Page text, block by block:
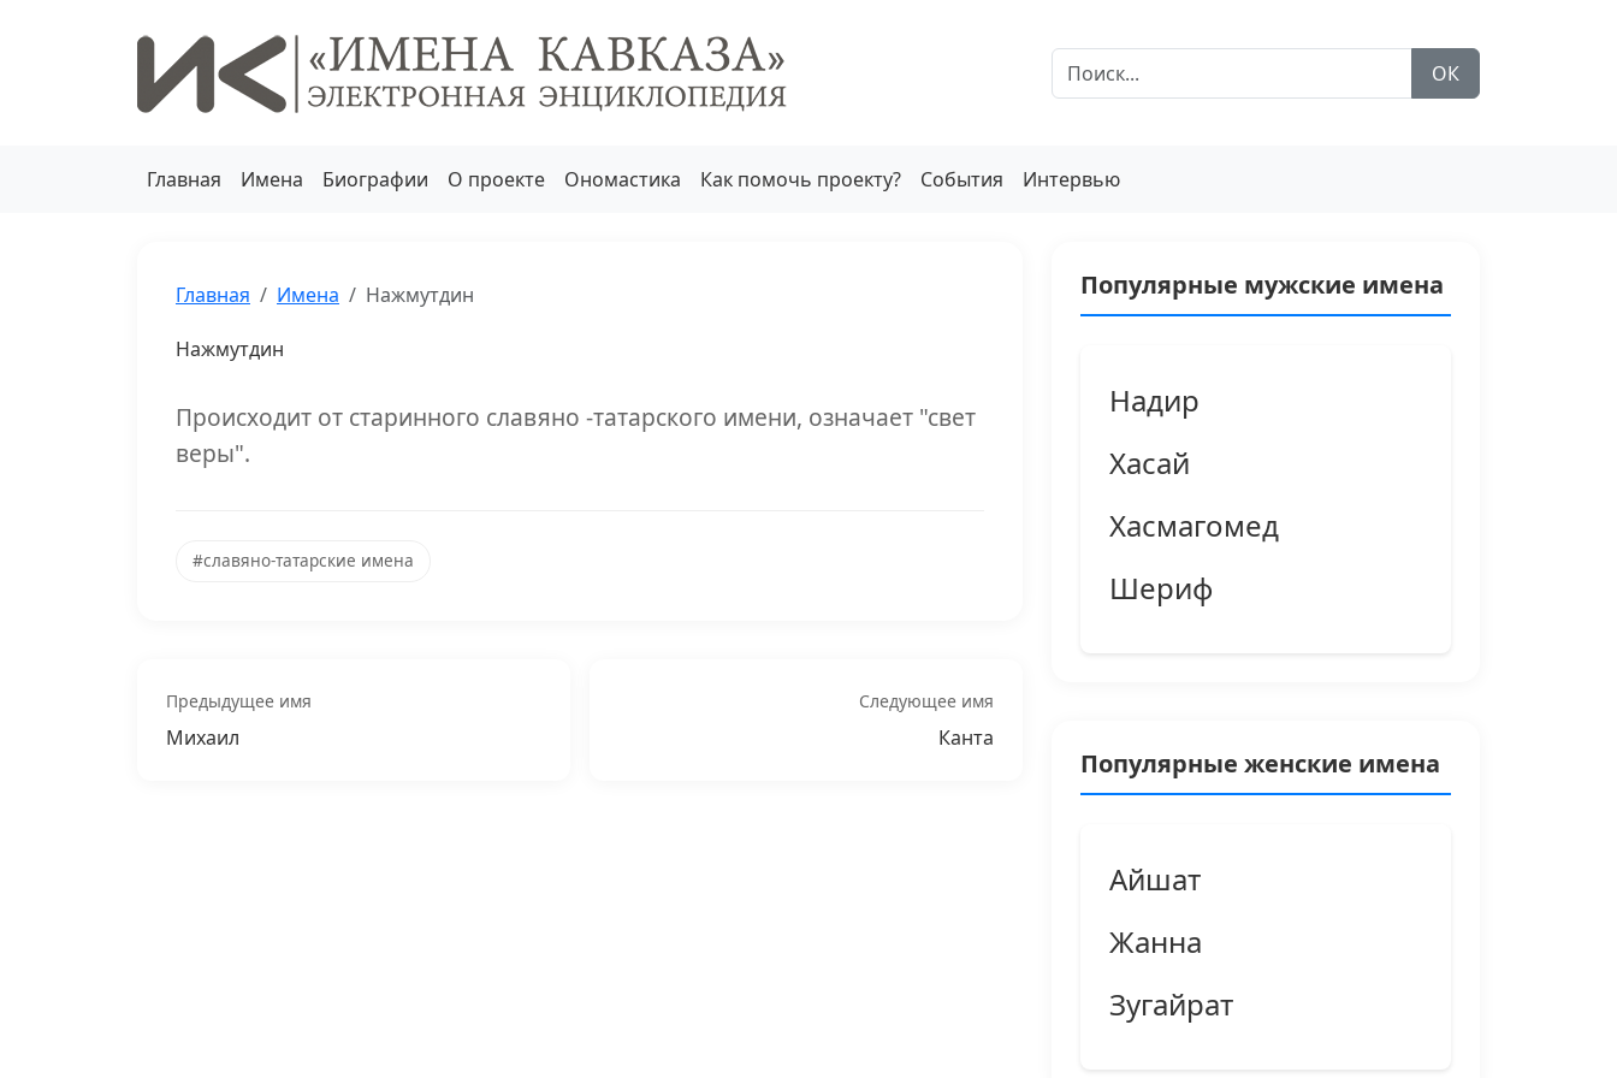
ОК
Главная Имена Биографии О проекте Ономастика Как помочь проекту? События Интервью
Главная Имена Нажмутдин
Нажмутдин
Происходит от старинного славяно -татарского имени, означает "свет
веры".
#славяно-татарские имена
Предыдущее имя
Михаил
Следующее имя
Канта
Популярные мужские имена
Надир
Хасай
Хасмагомед
Шериф
Популярные женские имена
Айшат
Жанна
Зугайрат